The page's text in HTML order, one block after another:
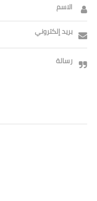
الاسم
بريد إلكتروني
رسالة